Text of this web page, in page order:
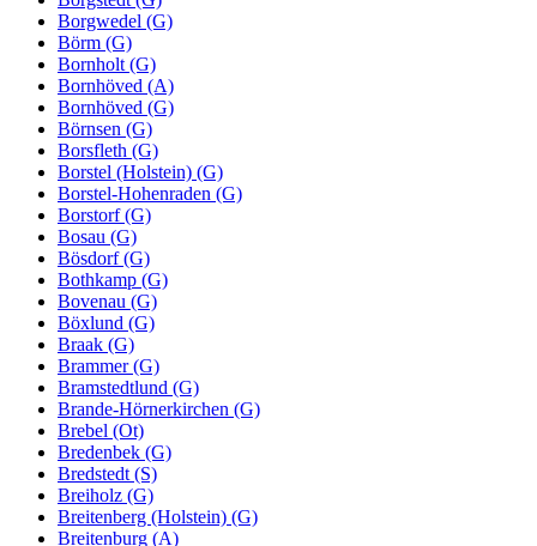
Borgwedel (G)
Börm (G)
Bornholt (G)
Bornhöved (A)
Bornhöved (G)
Börnsen (G)
Borsfleth (G)
Borstel (Holstein) (G)
Borstel-Hohenraden (G)
Borstorf (G)
Bosau (G)
Bösdorf (G)
Bothkamp (G)
Bovenau (G)
Böxlund (G)
Braak (G)
Brammer (G)
Bramstedtlund (G)
Brande-Hörnerkirchen (G)
Brebel (Ot)
Bredenbek (G)
Bredstedt (S)
Breiholz (G)
Breitenberg (Holstein) (G)
Breitenburg (A)